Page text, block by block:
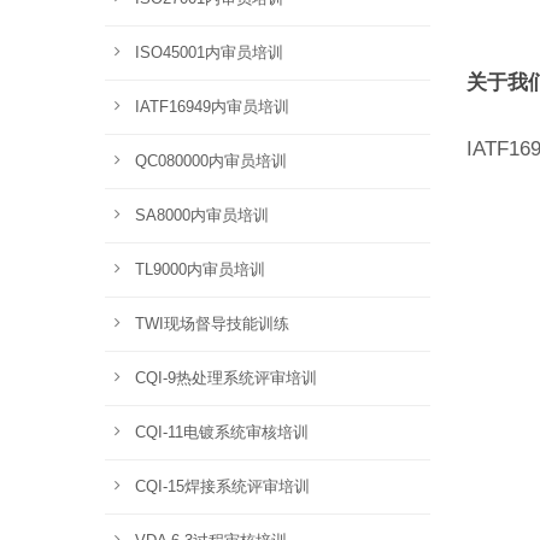
关于我
ISO45001内审员培训
IATF16949内审员培训
QC080000内审员培训
SA8000内审员培训
TL9000内审员培训
TWI现场督导技能训练
CQI-9热处理系统评审培训
CQI-11电镀系统审核培训
CQI-15焊接系统评审培训